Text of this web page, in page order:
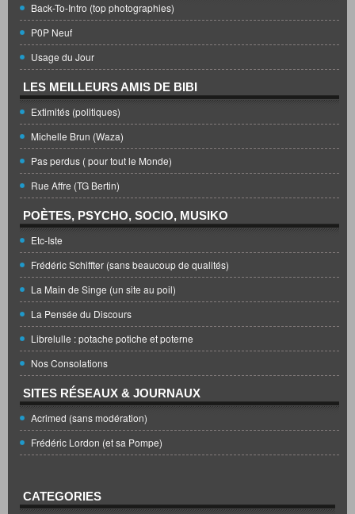
Back-To-Intro (top photographies)
P0P Neuf
Usage du Jour
LES MEILLEURS AMIS DE BIBI
Extimités (politiques)
Michelle Brun (Waza)
Pas perdus ( pour tout le Monde)
Rue Affre (TG Bertin)
POÈTES, PSYCHO, SOCIO, MUSIKO
Etc-Iste
Frédéric Schiffter (sans beaucoup de qualités)
La Main de Singe (un site au poil)
La Pensée du Discours
Librelulle : potache potiche et poterne
Nos Consolations
SITES RÉSEAUX & JOURNAUX
Acrimed (sans modération)
Frédéric Lordon (et sa Pompe)
CATEGORIES